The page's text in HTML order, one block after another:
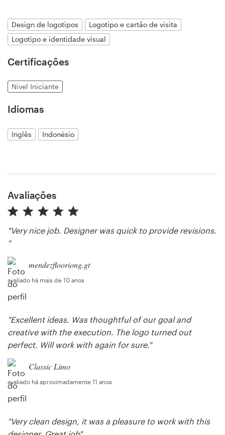
Design de logotipos
Logotipo e cartão de visita
Logotipo e identidade visual
Certificações
Nível Iniciante
Idiomas
Inglês Indonésio
Avaliações
"Very nice job. Designer was quick to provide revisions.
"
mendezflooriong.gt
avaliado há mais de 10 anos
"Excellent ideas. Was thoughtful of our goal and
creative with the execution. The logo turned out
perfect. Will work with again for sure."
Classic Limo
avaliado há aproximadamente 11 anos
"Very clean design, it was a pleasure to work with this
Cartão de visita
Design de site
Central de Ajuda
Recursos
Preços
Torne-se um designer
Blog